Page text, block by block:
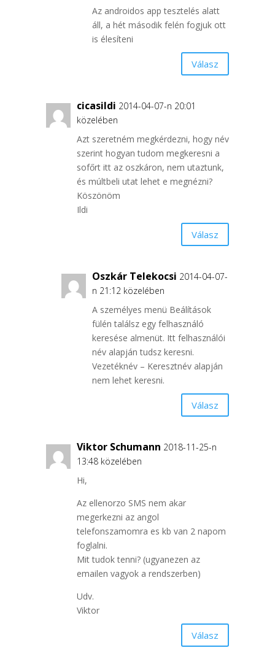
Az androidos app tesztelés alatt
áll, a hét második felén fogjuk ott
is élesíteni
Válasz
cicasildi 2014-04-07-n 20:01
közelében
Azt szeretném megkérdezni, hogy név
szerint hogyan tudom megkeresni a
sofőrt itt az oszkáron, nem utaztunk,
és múltbeli utat lehet e megnézni?
Köszönöm
Ildi
Válasz
Oszkár Telekocsi 2014-04-07-
n 21:12 közelében
A személyes menü Beálítások
fülén találsz egy felhasználó
keresése almenüt. Itt felhasználói
név alapján tudsz keresni.
Vezetéknév – Keresztnév alapján
nem lehet keresni.
Válasz
Viktor Schumann 2018-11-25-n
13:48 közelében
Hi,
Az ellenorzo SMS nem akar
megerkezni az angol
telefonszamomra es kb van 2 napom
foglalni.
Mit tudok tenni? (ugyanezen az
emailen vagyok a rendszerben)
Udv.
Viktor
Válasz